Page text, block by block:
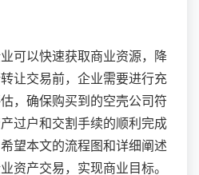
可以快速获取商业资源，降
让交易前，企业需要进行充
，确保购买到的空壳公司符
过户和交割手续的顺利完成
望本文的流程图和详细阐述
资产交易，实现商业目标。